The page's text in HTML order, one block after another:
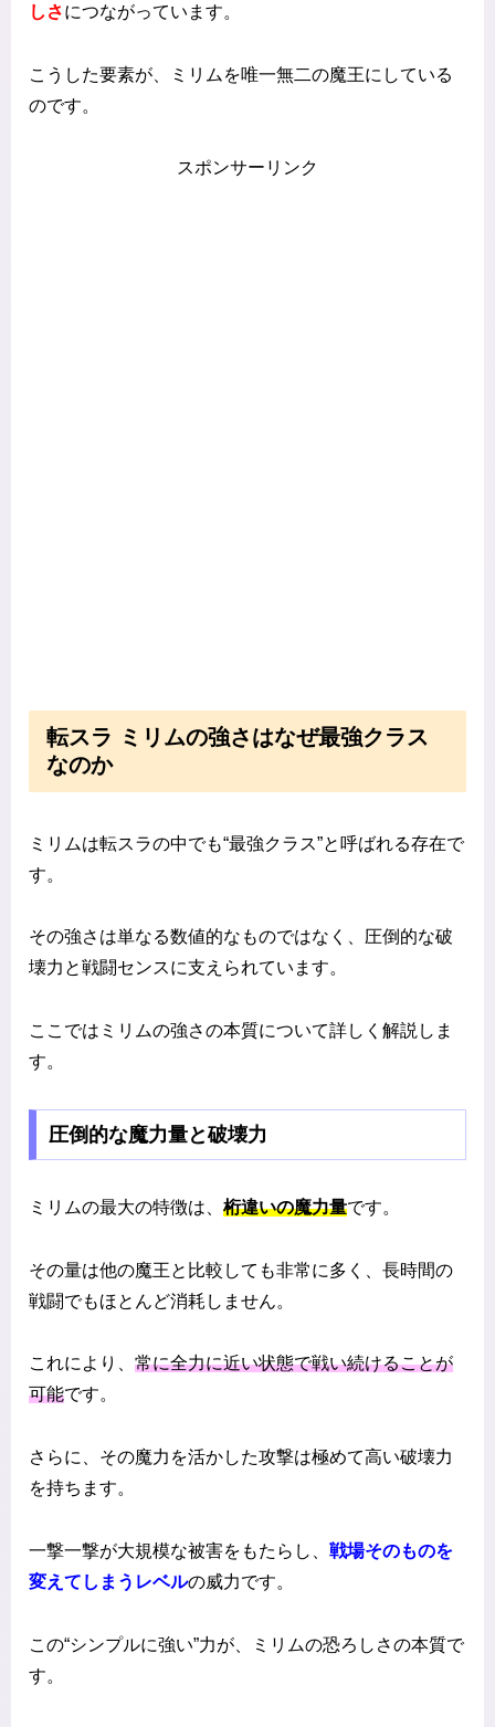
しさにつながっています。
こうした要素が、ミリムを唯一無二の魔王にしている
のです。
スポンサーリンク
転スラ ミリムの強さはなぜ最強クラス
なのか
ミリムは転スラの中でも“最強クラス”と呼ばれる存在で
す。
その強さは単なる数値的なものではなく、圧倒的な破
壊力と戦闘センスに支えられています。
ここではミリムの強さの本質について詳しく解説しま
す。
圧倒的な魔力量と破壊力
ミリムの最大の特徴は、 桁違いの魔力量です。
その量は他の魔王と比較しても非常に多く、長時間の
戦闘でもほとんど消耗しません。
これにより、 常に全力に近い状態で戦い続けることが
可能です。
さらに、その魔力を活かした攻撃は極めて高い破壊力
を持ちます。
一撃一撃が大規模な被害をもたらし、 戦場そのものを
変えてしまうレベルの威力です。
この“シンプルに強い”力が、ミリムの恐ろしさの本質で
す。